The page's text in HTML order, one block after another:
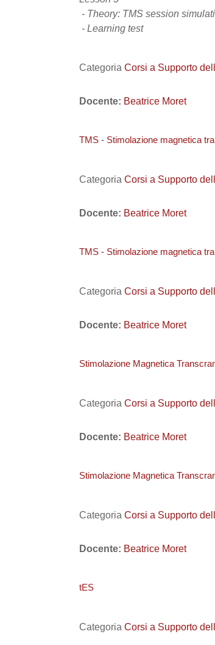
- Theory: TMS session
- Learning test
Categoria Corsi a Supporto
Docente: Beatrice Moret
TMS - Stimolazione magnetica
Categoria Corsi a Supporto
Docente: Beatrice Moret
TMS - Stimolazione magnetica
Categoria Corsi a Supporto
Docente: Beatrice Moret
Stimolazione Magnetica
Categoria Corsi a Supporto
Docente: Beatrice Moret
Stimolazione Magnetica
Categoria Corsi a Supporto
Docente: Beatrice Moret
tES
Categoria Corsi a Supporto